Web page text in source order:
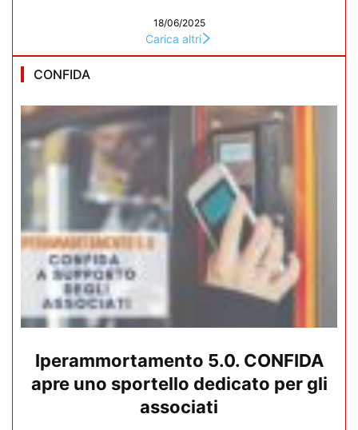
18/06/2025
Carica altri
CONFIDA
Iperammortamento 5.0. CONFIDA
apre uno sportello dedicato per gli
associati